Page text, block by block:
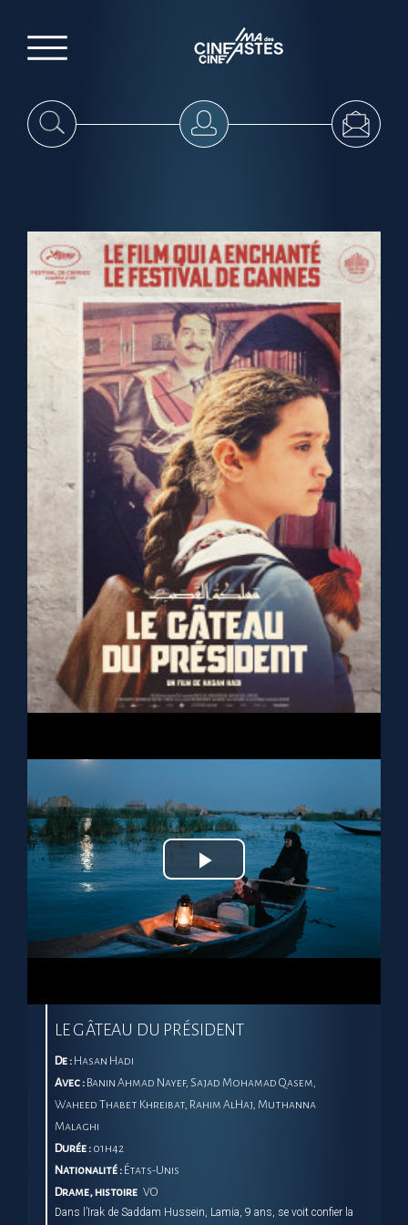
Play
Video
LE GÂTEAU DU PRÉSIDENT
De : Hasan Hadi
Avec : Banin Ahmad Nayef, Sajad Mohamad Qasem,
Waheed Thabet Khreibat, Rahim AlHaj, Muthanna
Malaghi
Durée : 01h42
Nationalité : États-Unis
Drame, histoire VO
Dans l’Irak de Saddam Hussein, Lamia, 9 ans, se voit confier la